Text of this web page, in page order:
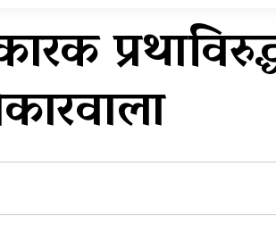
आठ लाख २१
सिँचाइ डिभिजन
प्रमुख र अधिकृत